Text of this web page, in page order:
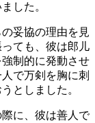
した。
妥協の理由を見
ても、彼は郎儿
制的に発動させ
で万剣を胸に刺
としました。
に、彼は善人で